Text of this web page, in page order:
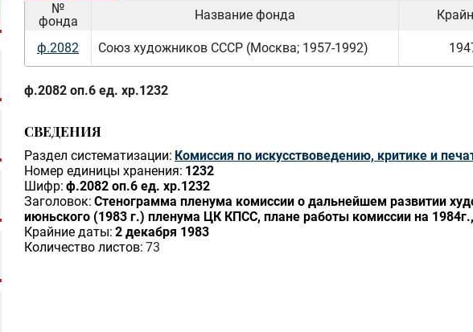
№
фонда
Название фонда
ф.2082
Союз художников СССР (Москва; 1957-1992)
ф.2082 оп.6 ед. хр.1232
СВЕДЕНИЯ
Раздел систематизации: Комиссия по искусствоведению, критике и
Номер единицы хранения: 1232
Шифр: ф.2082 оп.6 ед. хр.1232
Заголовок: Стенограмма пленума комиссии о дальнейшем развитии
июньского (1983 г.) пленума ЦК КПСС, плане работы комиссии на
Крайние даты: 2 декабря 1983
Количество листов: 73